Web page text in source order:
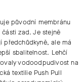
původní membránu
zad. Je stejně
ale má
sbalitelnost. Lehčí
vodoodpudivost na
textilie Push Pull